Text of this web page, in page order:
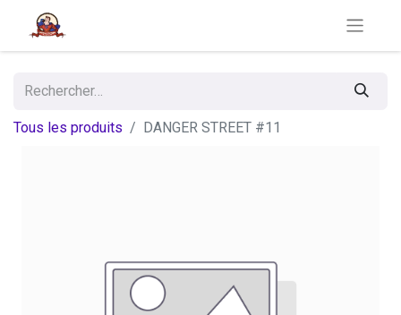
Tous les produits DANGER STREET #11